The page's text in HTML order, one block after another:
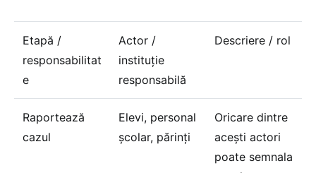
Etapă /
responsabilitat
e
Actor /
instituție
responsabilă
Descriere / rol
Raportează
cazul
Elevi, personal
școlar, părinți
Oricare dintre
acești actori
poate semnala